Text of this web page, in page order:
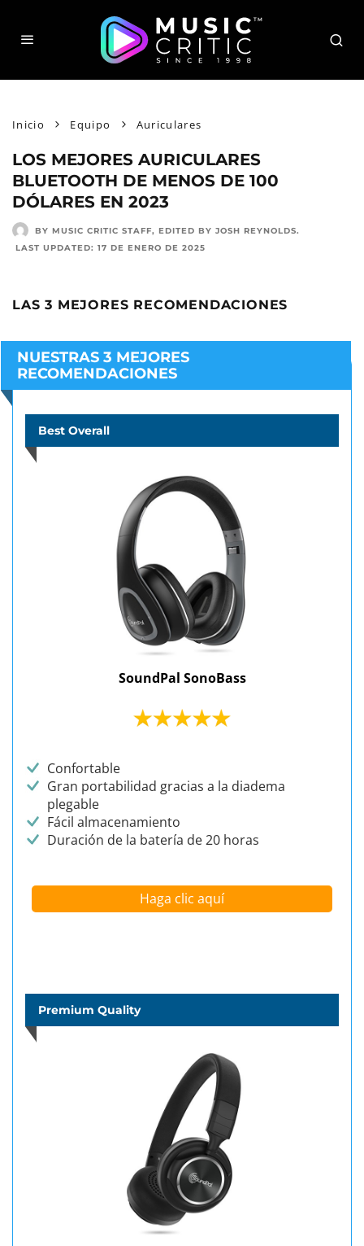
Inicio Equipo Auriculares
LOS MEJORES AURICULARES
BLUETOOTH DE MENOS DE 100
DÓLARES EN 2023
BY MUSIC CRITIC STAFF, EDITED BY JOSH REYNOLDS.
LAST UPDATED: 17 DE ENERO DE 2025
LAS 3 MEJORES RECOMENDACIONES
NUESTRAS 3 MEJORES
RECOMENDACIONES
Best Overall
SoundPal SonoBass
Confortable
Gran portabilidad gracias a la diadema
plegable
Fácil almacenamiento
Duración de la batería de 20 horas
Haga clic aquí
Premium Quality